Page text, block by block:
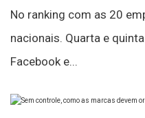
No ranking com as 20
nacionais. Quarta e
Facebook e...